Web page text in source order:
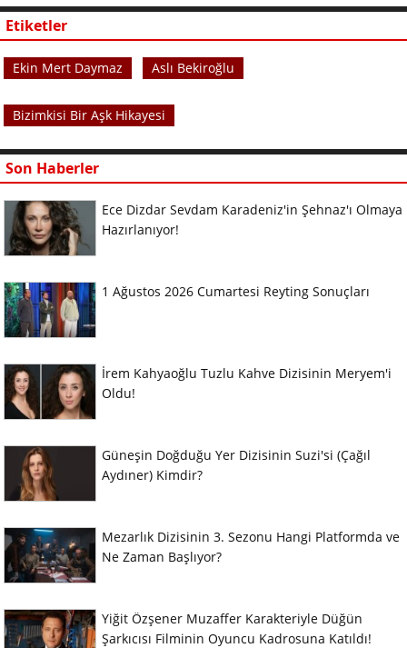
Etiketler
Ekin Mert Daymaz Aslı Bekiroğlu
Bizimkisi Bir Aşk Hikayesi
Son Haberler
Ece Dizdar Sevdam Karadeniz'in Şehnaz'ı Olmaya
Hazırlanıyor!
1 Ağustos 2026 Cumartesi Reyting Sonuçları
İrem Kahyaoğlu Tuzlu Kahve Dizisinin Meryem'i
Oldu!
Güneşin Doğduğu Yer Dizisinin Suzi'si (Çağıl
Aydıner) Kimdir?
Mezarlık Dizisinin 3. Sezonu Hangi Platformda ve
Ne Zaman Başlıyor?
Yiğit Özşener Muzaffer Karakteriyle Düğün
Şarkıcısı Filminin Oyuncu Kadrosuna Katıldı!